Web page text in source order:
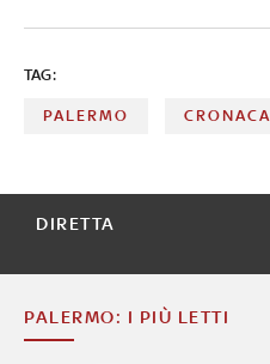
TAG:
PALERMO CRONACA
DIRETTA
PALERMO: I PIÙ LETTI